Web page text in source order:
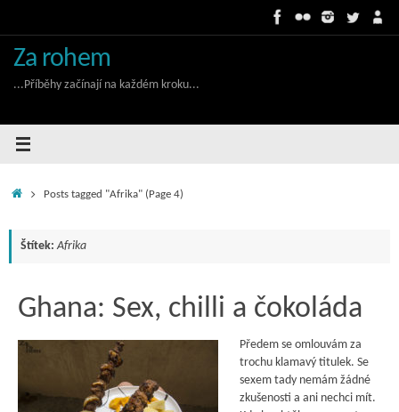
Za rohem
...Příběhy začínají na každém kroku...
HomePosts tagged "Afrika" (Page 4)
Štítek:Afrika
Ghana: Sex, chilli a čokoláda
Předem se omlouvám za
trochu klamavý titulek. Se
sexem tady nemám žádné
zkušenosti a ani nechci mít.